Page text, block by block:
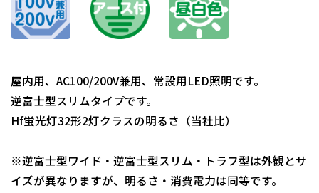
屋内用、AC100/200V兼用、常設用LED照明です。
逆富士型スリムタイプです。
Hf蛍光灯32形2灯クラスの明るさ（当社比）
※逆富士型ワイド・逆富士型スリム・トラフ型は外観とサ
イズが異なりますが、明るさ・消費電力は同等です。